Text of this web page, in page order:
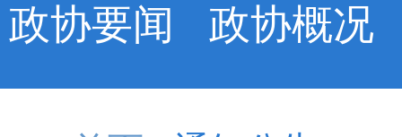
政协要闻 政协概况